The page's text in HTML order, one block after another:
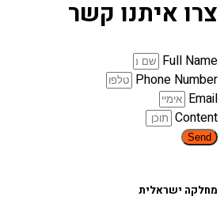
צרו איתנו קשר
Full Name
Phone Number
Email
Content
Send
מחלקה ישראלית